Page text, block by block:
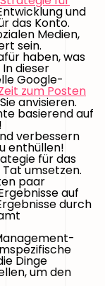
und
das Konto.
Medien,
sein.
haben, was
dieser
Google-
zum Posten
anvisieren.
basierend auf
verbessern
enthüllen!
für das
umsetzen.
paar
auf
durch
Dinge
um den